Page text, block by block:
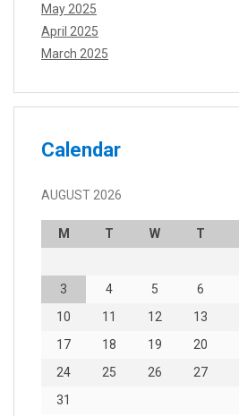
May 2025
April 2025
March 2025
Calendar
AUGUST 2026
M T W T
3
4 5 6
10
11 12 13
17
18 19 20
24
25 26 27
31